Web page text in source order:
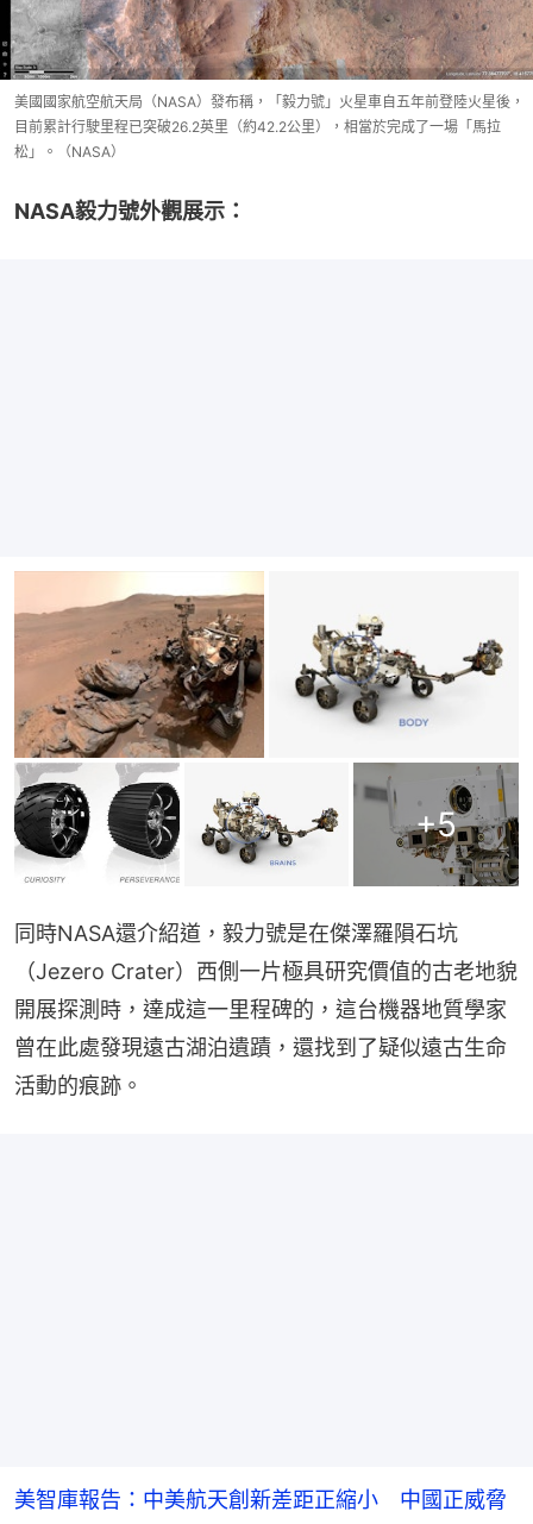
美國國家航空航天局（NASA）發布稱，「毅力號」火星車自五年前登陸火星後，
目前累計行駛里程已突破26.2英里（約42.2公里），相當於完成了一場「馬拉
松」。（NASA）
NASA毅力號外觀展示：
+5
同時NASA還介紹道，毅力號是在傑澤羅隕石坑
（Jezero Crater）西側一片極具研究價值的古老地貌
開展探測時，達成這一里程碑的，這台機器地質學家
曾在此處發現遠古湖泊遺蹟，還找到了疑似遠古生命
活動的痕跡。
美智庫報告：中美航天創新差距正縮小 中國正威脅